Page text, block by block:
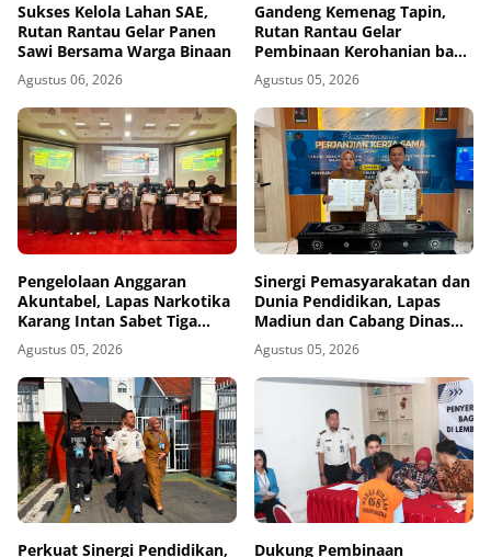
Sukses Kelola Lahan SAE,
Rutan Rantau Gelar Panen
Sawi Bersama Warga Binaan
Agustus 06, 2026
Gandeng Kemenag Tapin,
Rutan Rantau Gelar
Pembinaan Kerohanian bagi
Warga Binaan
Agustus 05, 2026
Pengelolaan Anggaran
Akuntabel, Lapas Narkotika
Karang Intan Sabet Tiga
Penghargaan KPPN
Banjarmasin
Agustus 05, 2026
Sinergi Pemasyarakatan dan
Dunia Pendidikan, Lapas
Madiun dan Cabang Dinas
Pendidikan Wilayah Madiun
Jalin Kerja Sama Pendidikan
Vokasi Teknik Instalasi
Tenaga Listrik bagi Warga
Agustus 05, 2026
Perkuat Sinergi Pendidikan, Dukung Pembinaan